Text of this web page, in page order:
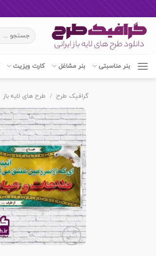
content
جستجو
برای:
بنر مناسبتی بنر مشاغل کارت ویزیت
گرافیک طرح / طرح های لایه باز